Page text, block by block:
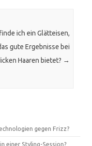
ich ein Glätteisen,
gute Ergebnisse bei
Haaren bietet? →
gegen Frizz?
einer Styling-Session?